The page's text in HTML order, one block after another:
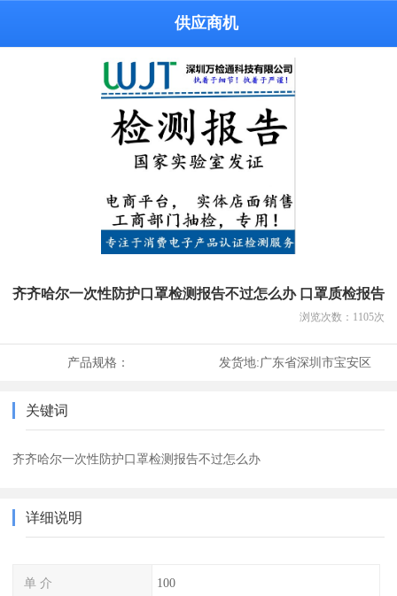
供应商机
齐齐哈尔一次性防护口罩检测报告不过怎么办 口罩质检报告
浏览次数： 1105次
产品规格： 发货地:广东省深圳市宝安区
关键词
齐齐哈尔一次性防护口罩检测报告不过怎么办
详细说明
单 介 100